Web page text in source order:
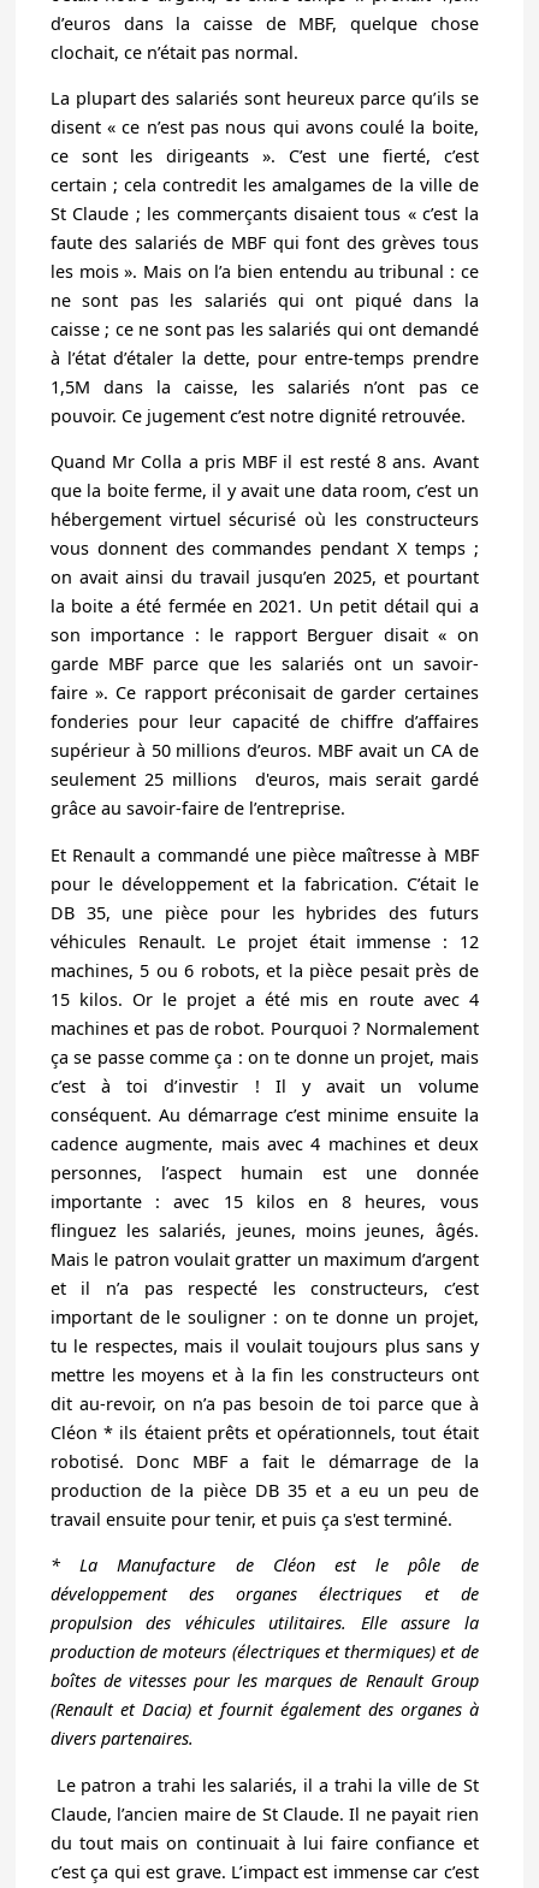
d’euros dans la caisse de MBF, quelque chose
clochait, ce n’était pas normal.
La plupart des salariés sont heureux parce qu’ils se
disent « ce n’est pas nous qui avons coulé la boite,
ce sont les dirigeants ». C’est une fierté, c’est
certain ; cela contredit les amalgames de la ville de
St Claude ; les commerçants disaient tous « c’est la
faute des salariés de MBF qui font des grèves tous
les mois ». Mais on l’a bien entendu au tribunal : ce
ne sont pas les salariés qui ont piqué dans la
caisse ; ce ne sont pas les salariés qui ont demandé
à l’état d’étaler la dette, pour entre-temps prendre
1,5M dans la caisse, les salariés n’ont pas ce
pouvoir. Ce jugement c’est notre dignité retrouvée.
Quand Mr Colla a pris MBF il est resté 8 ans. Avant
que la boite ferme, il y avait une data room, c’est un
hébergement virtuel sécurisé où les constructeurs
vous donnent des commandes pendant X temps ;
on avait ainsi du travail jusqu’en 2025, et pourtant
la boite a été fermée en 2021. Un petit détail qui a
son importance : le rapport Berguer disait « on
garde MBF parce que les salariés ont un savoir-
faire ». Ce rapport préconisait de garder certaines
fonderies pour leur capacité de chiffre d’affaires
supérieur à 50 millions d’euros. MBF avait un CA de
seulement 25 millions d'euros, mais serait gardé
grâce au savoir-faire de l’entreprise.
Et Renault a commandé une pièce maîtresse à MBF
pour le développement et la fabrication. C’était le
DB 35, une pièce pour les hybrides des futurs
véhicules Renault. Le projet était immense : 12
machines, 5 ou 6 robots, et la pièce pesait près de
15 kilos. Or le projet a été mis en route avec 4
machines et pas de robot. Pourquoi ? Normalement
ça se passe comme ça : on te donne un projet, mais
c’est à toi d’investir ! Il y avait un volume
conséquent. Au démarrage c’est minime ensuite la
cadence augmente, mais avec 4 machines et deux
personnes, l’aspect humain est une donnée
importante : avec 15 kilos en 8 heures, vous
flinguez les salariés, jeunes, moins jeunes, âgés.
Mais le patron voulait gratter un maximum d’argent
et il n’a pas respecté les constructeurs, c’est
important de le souligner : on te donne un projet,
tu le respectes, mais il voulait toujours plus sans y
mettre les moyens et à la fin les constructeurs ont
dit au-revoir, on n’a pas besoin de toi parce que à
Cléon* ils étaient prêts et opérationnels, tout était
robotisé. Donc MBF a fait le démarrage de la
production de la pièce DB 35 et a eu un peu de
travail ensuite pour tenir, et puis ça s'est terminé.
* La Manufacture de Cléon est le pôle de
développement des organes électriques et de
propulsion des véhicules utilitaires. Elle assure la
production de moteurs (électriques et thermiques) et de
boîtes de vitesses pour les marques de Renault Group
(Renault et Dacia) et fournit également des organes à
divers partenaires.
Le patron a trahi les salariés, il a trahi la ville de St
Claude, l’ancien maire de St Claude. Il ne payait rien
du tout mais on continuait à lui faire confiance et
c’est ça qui est grave. L’impact est immense car c’est